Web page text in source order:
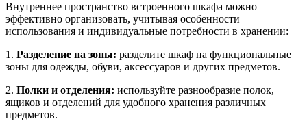
Внутреннее пространство встроенного шкафа можно
эффективно организовать, учитывая особенности
использования и индивидуальные потребности в хранении:
1. Разделение на зоны: разделите шкаф на функциональные
зоны для одежды, обуви, аксессуаров и других предметов.
2. Полки и отделения: используйте разнообразие полок,
ящиков и отделений для удобного хранения различных
предметов.